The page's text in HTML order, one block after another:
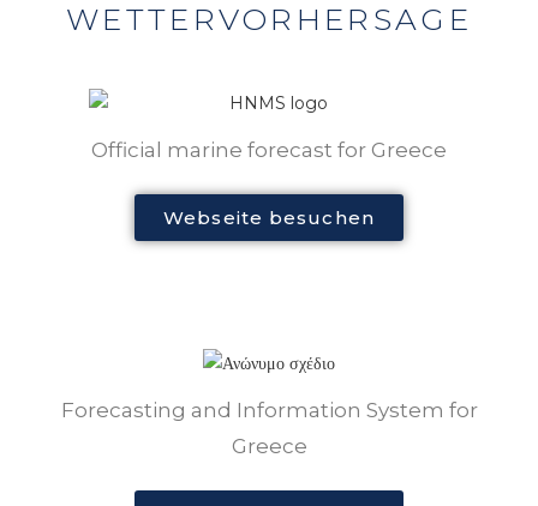
Antipaxos, Lefkada, Ithaca, Kefalonia, and
Zakynthos, create an ideal backdrop for your
sailing adventure. This „other Greece“ offers a
unique charm, distinct from the Aegean islands,
For those who are seeking to charter a sailing
WETTERVORHERSAGE
Official marine forecast for Greece
Webseite besuchen
Forecasting and Information System for
Greece